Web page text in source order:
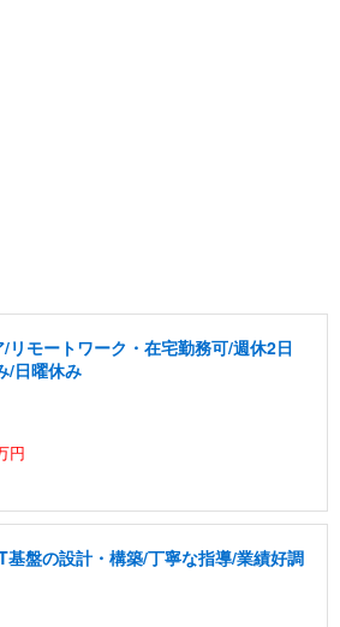
リモートワーク・在宅勤務可/週休2日
/日曜休み
円
基盤の設計・構築/丁寧な指導/業績好調